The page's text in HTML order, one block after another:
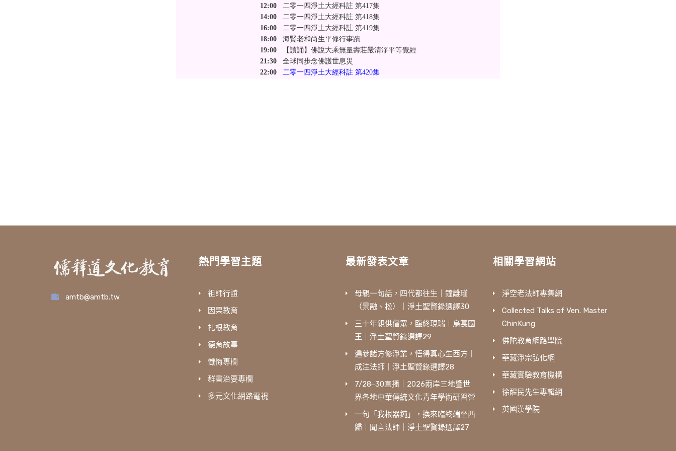
amtb@amtb.tw
熱門學習主題
祖師行誼
因果教育
扎根教育
德育故事
懺悔專欄
群書治要專欄
多元文化網路電視
最新發表文章
母親一句話，四代都往生｜鐘離瑾
（景融、松）｜淨土聖賢錄選譯30
三十年親供僧眾，臨終現瑞｜烏萇國
王｜淨土聖賢錄選譯29
遍參諸方修淨業，悟得真心生西方｜
成注法師｜淨土聖賢錄選譯28
7/28‒30直播｜2026兩岸三地暨世
界各地中華傳統文化青年學術研習營
一句「我根器鈍」，換來臨終端坐西
歸｜聞言法師｜淨土聖賢錄選譯27
相關學習網站
淨空老法師專集網
Collected Talks of Ven. Master
ChinKung
佛陀教育網路學院
華藏淨宗弘化網
華藏實驗教育機構
徐醒民先生專輯網
英國漢學院